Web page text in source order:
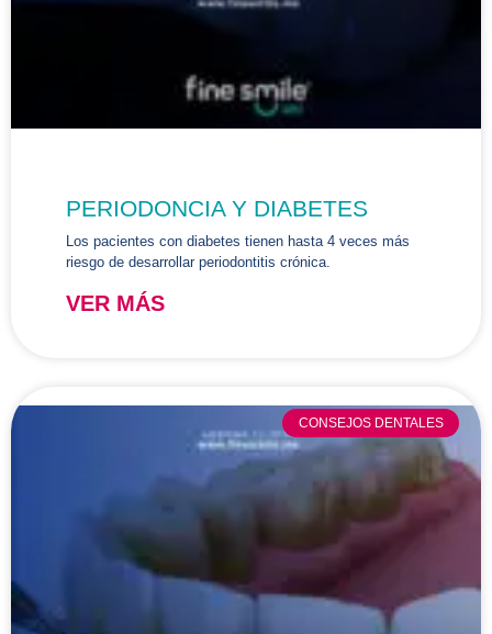
PERIODONCIA Y DIABETES
Los pacientes con diabetes tienen hasta 4 veces más
riesgo de desarrollar periodontitis crónica.
VER MÁS
CONSEJOS DENTALES